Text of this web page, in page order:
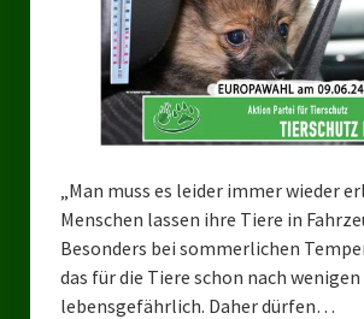
„Man muss es leider immer wieder
Menschen lassen ihre Tiere in
Besonders bei sommerlichen
das für die Tiere schon nach
lebensgefährlich. Daher dürfen…